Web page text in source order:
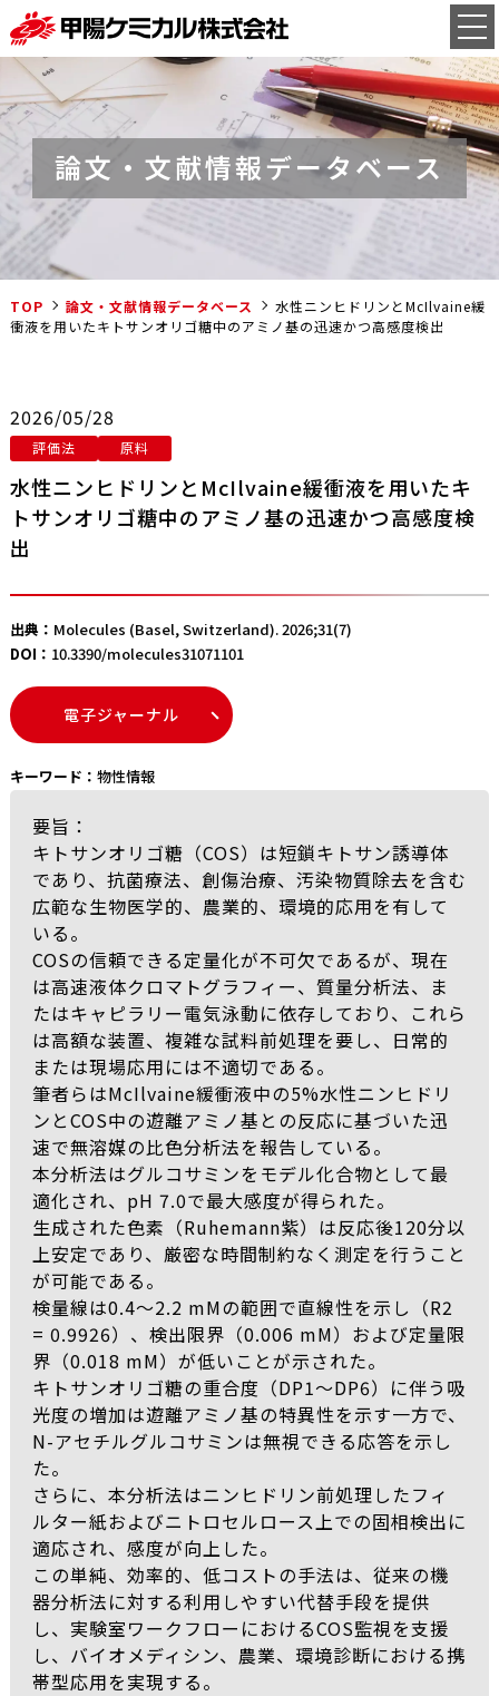
論文・文献情報データベース
TOP 論文・文献情報データベース
水性ニンヒドリンとMcIlvaine緩
衝液を用いたキトサンオリゴ糖中のアミノ基の迅速かつ高感度検出
2026/05/28
評価法 原料
水性ニンヒドリンとMcIlvaine緩衝液を用いたキ
トサンオリゴ糖中のアミノ基の迅速かつ高感度検
出
出典： Molecules (Basel, Switzerland). 2026;31(7)
DOI： 10.3390/molecules31071101
電子ジャーナル
キーワード： 物性情報
要旨：
キトサンオリゴ糖（COS）は短鎖キトサン誘導体
であり、抗菌療法、創傷治療、汚染物質除去を含む
広範な生物医学的、農業的、環境的応用を有して
いる。
COSの信頼できる定量化が不可欠であるが、現在
は高速液体クロマトグラフィー、質量分析法、ま
たはキャピラリー電気泳動に依存しており、これら
は高額な装置、複雑な試料前処理を要し、日常的
または現場応用には不適切である。
筆者らはMcIlvaine緩衝液中の5%水性ニンヒドリ
ンとCOS中の遊離アミノ基との反応に基づいた迅
速で無溶媒の比色分析法を報告している。
本分析法はグルコサミンをモデル化合物として最
適化され、pH 7.0で最大感度が得られた。
生成された色素（Ruhemann紫）は反応後120分以
上安定であり、厳密な時間制約なく測定を行うこと
が可能である。
検量線は0.4～2.2 mMの範囲で直線性を示し（R2
= 0.9926）、検出限界（0.006 mM）および定量限
界（0.018 mM）が低いことが示された。
キトサンオリゴ糖の重合度（DP1～DP6）に伴う吸
光度の増加は遊離アミノ基の特異性を示す一方で、
N-アセチルグルコサミンは無視できる応答を示し
た。
さらに、本分析法はニンヒドリン前処理したフィ
ルター紙およびニトロセルロース上での固相検出に
適応され、感度が向上した。
この単純、効率的、低コストの手法は、従来の機
器分析法に対する利用しやすい代替手段を提供
し、実験室ワークフローにおけるCOS監視を支援
し、バイオメディシン、農業、環境診断における携
帯型応用を実現する。